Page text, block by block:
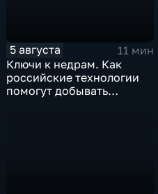
5 августа
11 мин
Ключи к недрам. Как
российские технологии
помогут добывать